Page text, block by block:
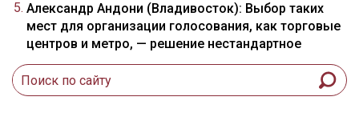
Александр Андони (Владивосток): Выбор таких
мест для организации голосования, как торговые
центров и метро, — решение нестандартное